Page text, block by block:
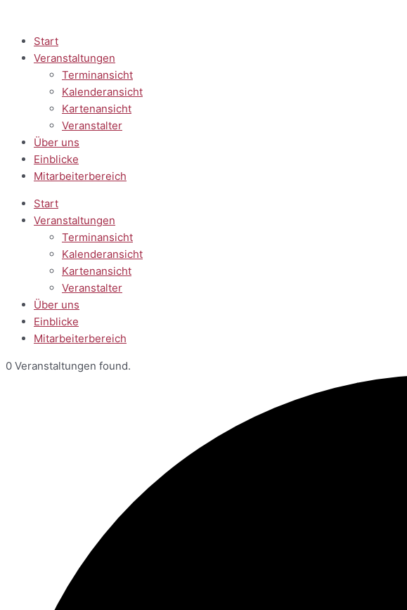
springen
Start
Veranstaltungen
Terminansicht
Kalenderansicht
Kartenansicht
Veranstalter
Über uns
Einblicke
Mitarbeiterbereich
Start
Veranstaltungen
Terminansicht
Kalenderansicht
Kartenansicht
Veranstalter
Über uns
Einblicke
Mitarbeiterbereich
0 Veranstaltungen found.